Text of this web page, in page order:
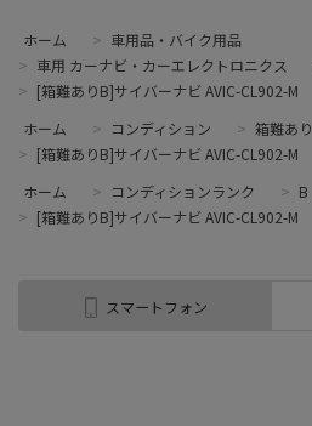
ホーム > 車用品・バイク用品
> 車用 カーナビ・カーエレクトロニクス
> [箱難ありB]サイバーナビ AVIC-CL902-M
ホーム
> コンディション > 箱難あり
> [箱難ありB]サイバーナビ AVIC-CL902-M
ホーム
> コンディションランク > B
> [箱難ありB]サイバーナビ AVIC-CL902-M
スマートフォン